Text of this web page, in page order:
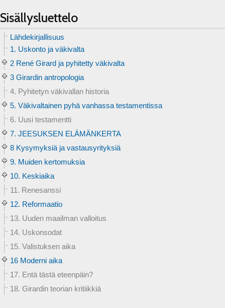
Sisällysluettelo
Lähdekirjallisuus
1. Uskonto ja väkivalta
2 René Girard ja pyhitetty väkivalta
3 Girardin antropologia
4. Pyhitetyn väkivallan historia
5. Väkivaltainen pyhä vanhassa testamentissa
6. Uusi testamentti
7. JEESUKSEN ELÄMÄNKERTA
8 Kysymyksiä ja vastausyrityksiä
9. Muiden kertomuksia
10. Keskiaika
11. Renesanssi
12. Reformaatio
13. Uuden maailman valloitus
14. Uskonsodat
15. Valistuksen aika
16 Moderni aika
17. Entä tästä eteenpäin?
18. Girardin teorian kritiikkiä